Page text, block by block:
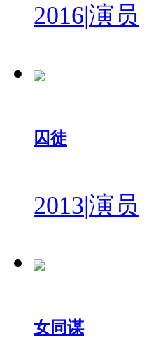
2016|演员
囚徒
2013|演员
女同谋